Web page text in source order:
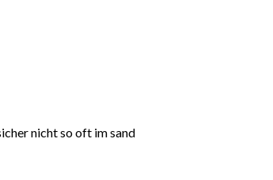
nicht so oft im sand